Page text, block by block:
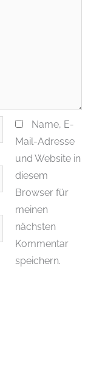
Name, E-
Mail-Adresse
und Website in
diesem
Browser für
meinen
nächsten
Kommentar
speichern.